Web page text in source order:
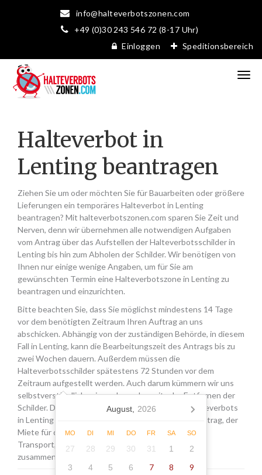
info@halteverbotszonen.com
+49 (0)30 243 546 72 (8-17 Uhr)
Einloggen
Speditionsbereich
Halteverbot in
Lenting beantragen
Ziehen Sie um oder möchten Sie für Bauarbeiten oder größere
Lieferungen ein temporäres Halteverbot in Lenting
beantragen? Mit halteverbotszonen.com sparen Sie Zeit und
Nerven, denn wir übernehmen alle notwendigen Aufgaben
vom Antrag über das Aufstellen der Halteverbotsschilder in
Lenting bis hin zum Abholen der Schilder. Wir benötigen von
Ihnen nur einige wenige Angaben, um für Sie am
gewünschten Termin eine Halteverbotszone in Lenting zu
beantragen und einzurichten.
Bitte beachten Sie, dass Sie möglichst mindestens 14 Tage
vor dem benötigten Zeitraum Ihren Auftrag an uns
abschicken. Abhängig von der zuständigen Behörde, in diesem
Fall in Lenting, kann die Bearbeitungszeit des Antrags bis zu
zwei Wochen dauern. Außerdem müssen die
Halteverbotsschilder spätestens 72 Stunden vor dem
Zeitraum aufgestellt werden. Auch darum kümmern wir uns
selbstverständlich, wie auch um das zeitnahe Entfernen der
Schilder. Die Kosten für die Beantragung eines Halteverbots
in Lenting setzen sich aus den Gebühren für den Antrag, der
Miete für die Schilder sowie einer Pauschale für den
Transport, das Aufstellen und Abholen der Schilder
zusammen.
August, 2026
MO DI MI DO FR SA SO
27 28 29 30 31 1
2
3
4 5 6 7 8
9